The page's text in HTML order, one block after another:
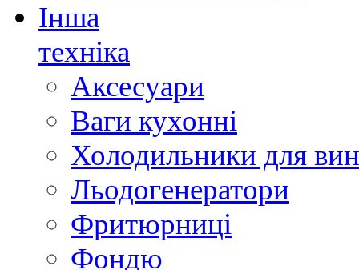
Інша
техніка
Аксесуари
Ваги кухонні
Холодильники для
Льодогенератори
Фритюрниці
Фондю